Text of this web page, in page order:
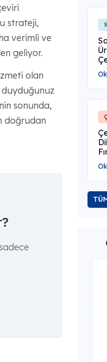
strateji,
verimli ve
geliyor.
olan
sonunda,
doğrudan